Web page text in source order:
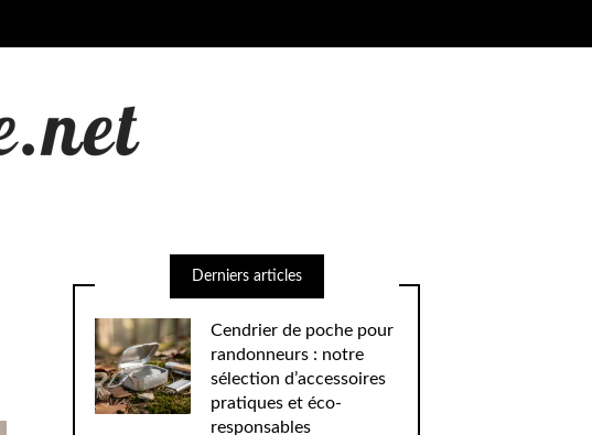
Derniers articles
Cendrier de poche pour
randonneurs : notre
sélection d’accessoires
pratiques et éco-
responsables